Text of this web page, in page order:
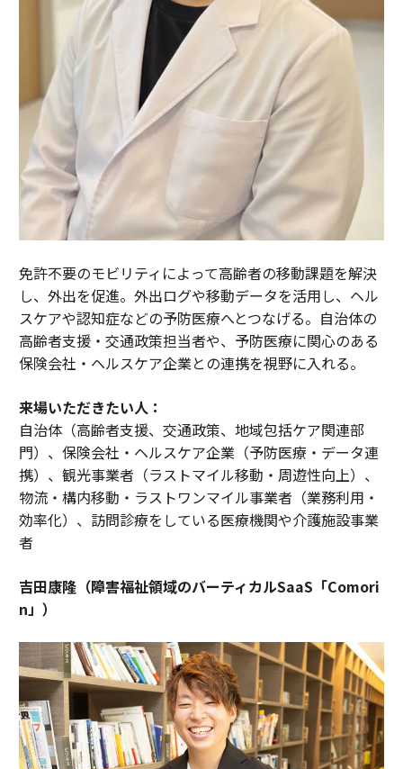
免許不要のモビリティによって高齢者の移動課題を解決
し、外出を促進。外出ログや移動データを活用し、ヘル
スケアや認知症などの予防医療へとつなげる。自治体の
高齢者支援・交通政策担当者や、予防医療に関心のある
保険会社・ヘルスケア企業との連携を視野に入れる。
来場いただきたい人：
自治体（高齢者支援、交通政策、地域包括ケア関連部
門）、保険会社・ヘルスケア企業（予防医療・データ連
携）、観光事業者（ラストマイル移動・周遊性向上）、
物流・構内移動・ラストワンマイル事業者（業務利用・
効率化）、訪問診療をしている医療機関や介護施設事業
者
吉田康隆（障害福祉領域のバーティカルSaaS「Comori
n」）